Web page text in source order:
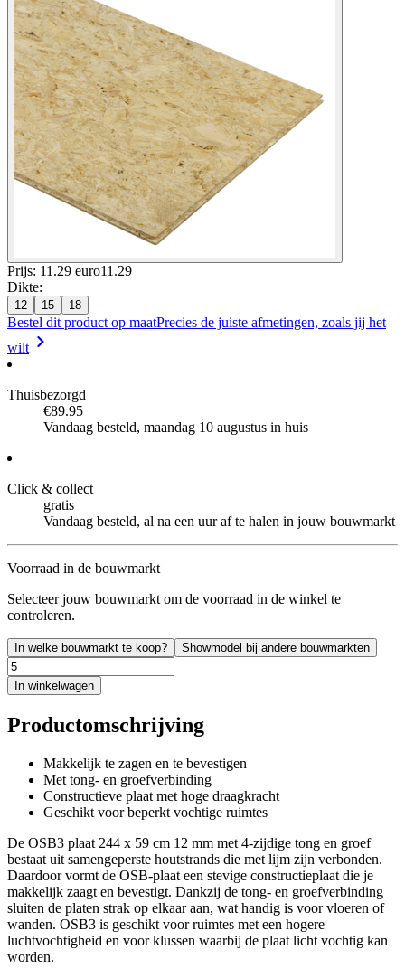
Prijs: 11.29 euro11 .29
Dikte:
12 15 18
Bestel dit product op maatPrecies de juiste afmetingen, zoals jij het
wilt
Thuisbezorgd
€89.95
Vandaag besteld, maandag 10 augustus in huis
Click & collect
gratis
Vandaag besteld, al na een uur af te halen in jouw bouwmarkt
Voorraad in de bouwmarkt
Selecteer jouw bouwmarkt om de voorraad in de winkel te
controleren.
In welke bouwmarkt te koop? Showmodel bij andere bouwmarkten
In winkelwagen
Productomschrijving
Makkelijk te zagen en te bevestigen
Met tong- en groefverbinding
Constructieve plaat met hoge draagkracht
Geschikt voor beperkt vochtige ruimtes
De OSB3 plaat 244 x 59 cm 12 mm met 4-zijdige tong en groef
bestaat uit samengeperste houtstrands die met lijm zijn verbonden.
Daardoor vormt de OSB-plaat een stevige constructieplaat die je
makkelijk zaagt en bevestigt. Dankzij de tong- en groefverbinding
sluiten de platen strak op elkaar aan, wat handig is voor vloeren of
wanden. OSB3 is geschikt voor ruimtes met een hogere
luchtvochtigheid en voor klussen waarbij de plaat licht vochtig kan
worden.